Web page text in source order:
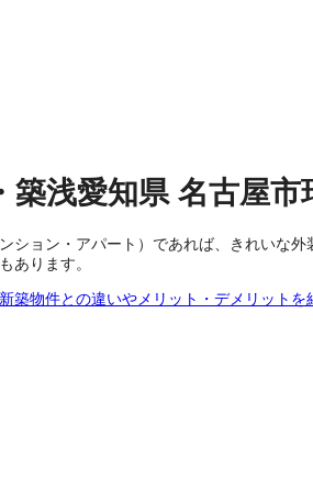
築浅愛知県 名古屋市
ション・アパート）であれば、きれいな
あります。
築物件との違いやメリット・デメリットを